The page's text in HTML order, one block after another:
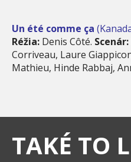
Un été comme ça
Réžia: Denis Côté. Scenár:
Corriveau, Laure
Mathieu, Hinde Rabbaj,
TAKÉ TO